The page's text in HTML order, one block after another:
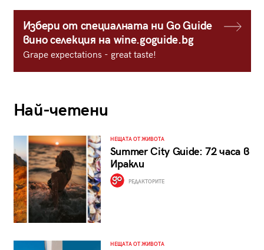
Избери от специалната ни Go Guide
вино селекция на wine.goguide.bg
Grape expectations - great taste!
Най-четени
НЕЩАТА ОТ ЖИВОТА
Summer City Guide: 72 часа в
Иракли
РЕДАКТОРИТЕ
НЕЩАТА ОТ ЖИВОТА